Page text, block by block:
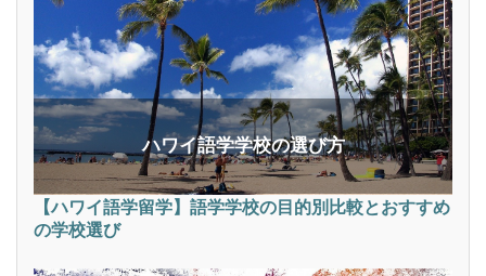
ハワイ語学学校の選び方
【ハワイ語学留学】語学学校の目的別比較とおすすめ
の学校選び